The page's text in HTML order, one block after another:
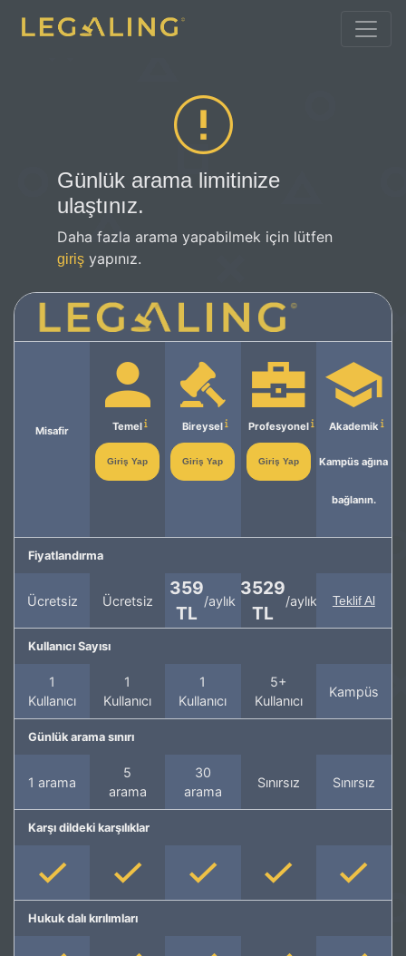
Günlük arama limitinize
ulaştınız.
Daha fazla arama yapabilmek için lütfen
giriş yapınız.
Misafir Temel
Giriş Yap
Bireysel
Giriş Yap
Profesyonel
Giriş Yap
Akademik
Kampüs ağına
bağlanın.
Fiyatlandırma
Ücretsiz Ücretsiz
359
TL
/aylık
3529
TL
/aylık Teklif Al
Kullanıcı Sayısı
1
Kullanıcı
1
Kullanıcı
1
Kullanıcı
5+
Kullanıcı
Kampüs
Günlük arama sınırı
1 arama
5
arama
30
arama
Sınırsız Sınırsız
Karşı dildeki karşılıklar
Hukuk dalı kırılımları